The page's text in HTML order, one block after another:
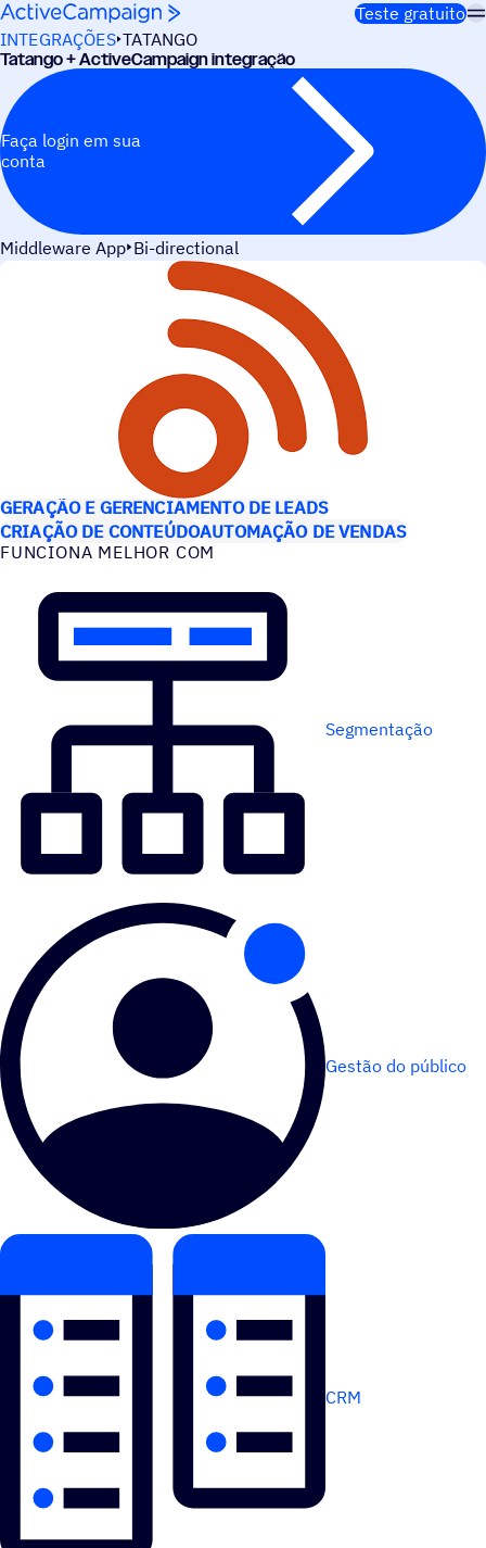
Pular para o conteúdo
Teste gratuito
INTEGRAÇÕES TATANGO
Tatango + ActiveCampaign integração
Faça login em sua
conta
Middleware App Bi-directional
GERAÇÃO E GERENCIAMENTO DE LEADS
CRIAÇÃO DE CONTEÚDOAUTOMAÇÃO DE VENDAS
FUNCIONA MELHOR COM
Segmentação
Gestão do público
CRM